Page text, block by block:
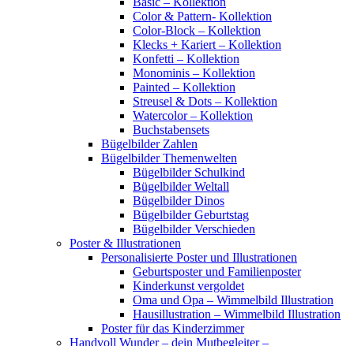
Color & Pattern- Kollektion
Color-Block – Kollektion
Klecks + Kariert – Kollektion
Konfetti – Kollektion
Monominis – Kollektion
Painted – Kollektion
Streusel & Dots – Kollektion
Watercolor – Kollektion
Buchstabensets
Bügelbilder Zahlen
Bügelbilder Themenwelten
Bügelbilder Schulkind
Bügelbilder Weltall
Bügelbilder Dinos
Bügelbilder Geburtstag
Bügelbilder Verschieden
Poster & Illustrationen
Personalisierte Poster und Illustrationen
Geburtsposter und Familienposter
Kinderkunst vergoldet
Oma und Opa – Wimmelbild Illustration
Hausillustration – Wimmelbild Illustration
Poster für das Kinderzimmer
Handvoll Wunder – dein Mutbegleiter –